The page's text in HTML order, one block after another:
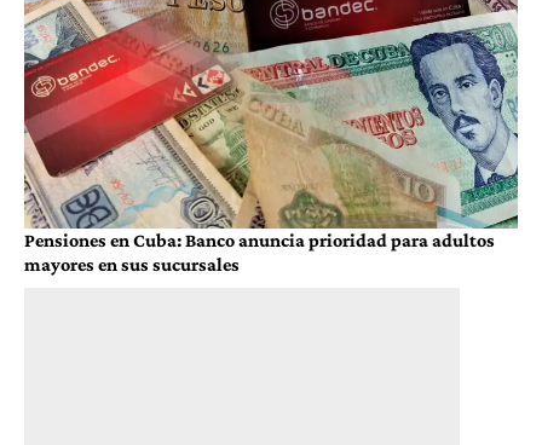
Pensiones en Cuba: Banco anuncia prioridad para adultos
mayores en sus sucursales